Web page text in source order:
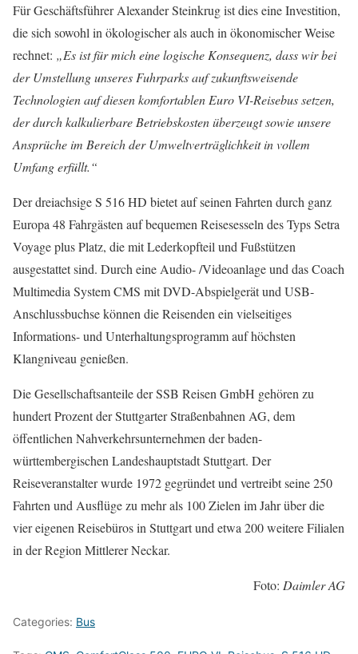
Für Geschäftsführer Alexander Steinkrug ist dies eine Investition,
die sich sowohl in ökologischer als auch in ökonomischer Weise
rechnet: „Es ist für mich eine logische Konsequenz, dass wir bei
der Umstellung unseres Fuhrparks auf zukunftsweisende
Technologien auf diesen komfortablen Euro VI-Reisebus setzen,
der durch kalkulierbare Betriebskosten überzeugt sowie unsere
Ansprüche im Bereich der Umweltverträglichkeit in vollem
Umfang erfüllt.“
Der dreiachsige S 516 HD bietet auf seinen Fahrten durch ganz
Europa 48 Fahrgästen auf bequemen Reisesesseln des Typs Setra
Voyage plus Platz, die mit Lederkopfteil und Fußstützen
ausgestattet sind. Durch eine Audio- /Videoanlage und das Coach
Multimedia System CMS mit DVD-Abspielgerät und USB-
Anschlussbuchse können die Reisenden ein vielseitiges
Informations- und Unterhaltungsprogramm auf höchsten
Klangniveau genießen.
Die Gesellschaftsanteile der SSB Reisen GmbH gehören zu
hundert Prozent der Stuttgarter Straßenbahnen AG, dem
öffentlichen Nahverkehrsunternehmen der baden-
württembergischen Landeshauptstadt Stuttgart. Der
Reiseveranstalter wurde 1972 gegründet und vertreibt seine 250
Fahrten und Ausflüge zu mehr als 100 Zielen im Jahr über die
vier eigenen Reisebüros in Stuttgart und etwa 200 weitere Filialen
in der Region Mittlerer Neckar.
Foto: Daimler AG
Categories: Bus